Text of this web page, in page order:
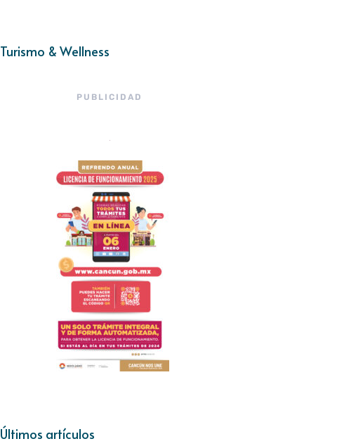
Turismo & Wellness
PUBLICIDAD
Últimos artículos